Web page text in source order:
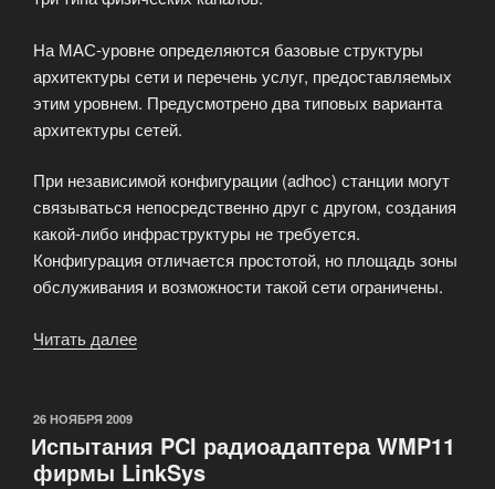
На МАС-уровне определяются базовые структуры
архитектуры сети и перечень услуг, предоставляемых
этим уровнем. Предусмотрено два типовых варианта
архитектуры сетей.
При независимой конфигурации (adhoc) станции могут
связываться непосредственно друг с другом, создания
какой-либо инфраструктуры не требуется.
Конфигурация отличается простотой, но площадь зоны
обслуживания и возможности такой сети ограничены.
Читать далее
ОПУБЛИКОВАНО
26 НОЯБРЯ 2009
Испытания PCI радиоадаптера WMP11
фирмы LinkSys